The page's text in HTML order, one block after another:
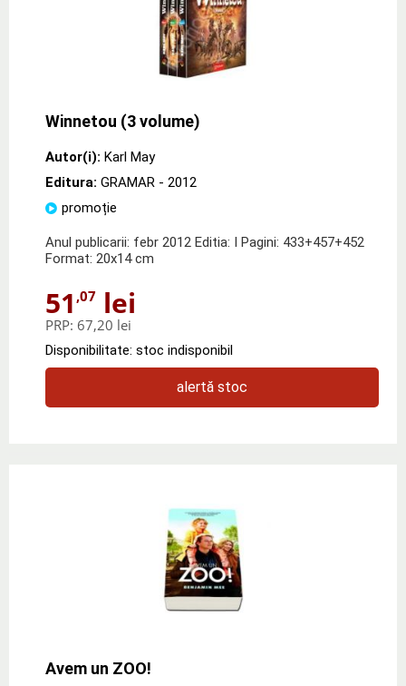
Winnetou (3 volume)
Autor(i): Karl May
Editura: GRAMAR - 2012
promoție
Anul publicarii: febr 2012 Editia: I Pagini: 433+457+452
Format: 20x14 cm
51 ,07 lei
PRP: 67,20 lei
Disponibilitate: stoc indisponibil
alertă stoc
Avem un ZOO!